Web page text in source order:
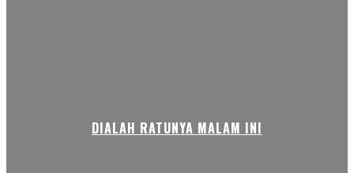
DIALAH RATUNYA MALAM INI